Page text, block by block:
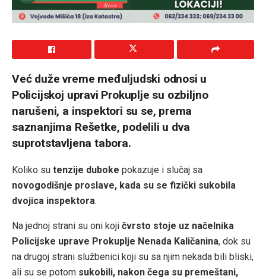
Već duže vreme međuljudski odnosi u
Policijskoj upravi Prokuplje su ozbiljno
narušeni, a inspektori su se, prema
saznanjima Rešetke, podelili u dva
suprotstavljena tabora.
Koliko su tenzije duboke pokazuje i slučaj sa
novogodišnje proslave, kada su se fizički sukobila
dvojica inspektora.
Na jednoj strani su oni koji čvrsto stoje uz načelnika
Policijske uprave Prokuplje Nenada Kaličanina, dok su
na drugoj strani službenici koji su sa njim nekada bili bliski,
ali su se potom sukobili, nakon čega su premeštani,